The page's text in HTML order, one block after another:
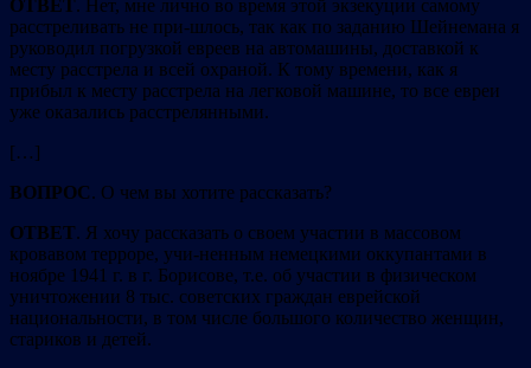
ОТВЕТ. Нет, мне лично во время этой экзекуции самому
расстреливать не при-шлось, так как по заданию Шейнемана я
руководил погрузкой евреев на автомашины, доставкой к
месту расстрела и всей охраной. К тому времени, как я
прибыл к месту расстрела на легковой машине, то все евреи
уже оказались расстрелянными.
[…]
ВОПРОС. О чем вы хотите рассказать?
ОТВЕТ. Я хочу рассказать о своем участии в массовом
кровавом терроре, учи-ненным немецкими оккупантами в
ноябре 1941 г. в г. Борисове, т.е. об участии в физическом
уничтожении 8 тыс. советских граждан еврейской
национальности, в том числе большого количество женщин,
стариков и детей.